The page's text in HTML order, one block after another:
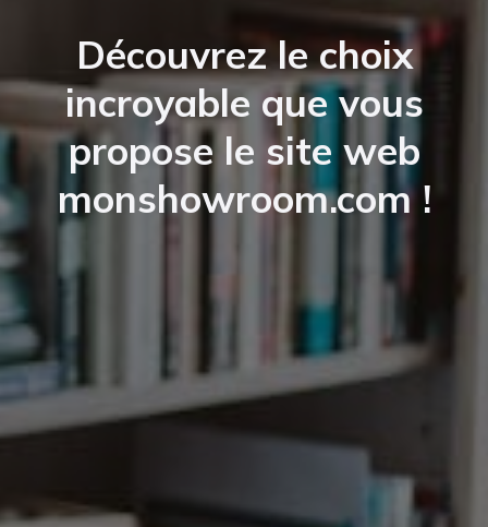
Découvrez le choix
incroyable que vous
propose le site web
monshowroom.com !